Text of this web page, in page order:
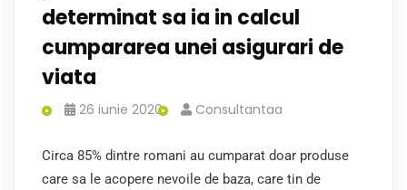
determinat sa ia in calcul
cumpararea unei asigurari de
viata
26 iunie 2020 Consultantaa
Circa 85% dintre romani au cumparat doar produse
care sa le acopere nevoile de baza, care tin de